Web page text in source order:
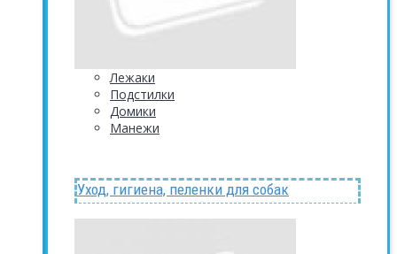
Лежаки
Подстилки
Домики
Манежи
Уход, гигиена, пеленки для собак